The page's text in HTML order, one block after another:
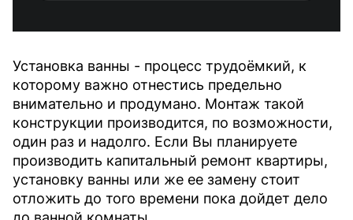
Установка ванны - процесс трудоёмкий, к
которому важно отнестись предельно
внимательно и продумано. Монтаж такой
конструкции производится, по возможности,
один раз и надолго. Если Вы планируете
производить капитальный ремонт квартиры,
установку ванны или же ее замену стоит
отложить до того времени пока дойдет дело